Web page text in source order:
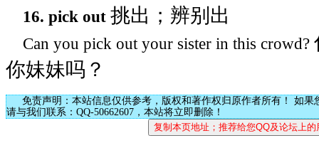
16. pick out挑出；辨别出
Can you pick out your sister in this crowd?
你妹妹吗？
免责声明：本站信息仅供参考，版权和著作权归原作者所有！ 如果
请与我们联系：QQ-50662607，本站将立即删除！